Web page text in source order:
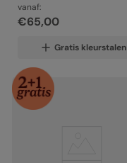
vanaf:
€65,00
Gratis kleurstalen